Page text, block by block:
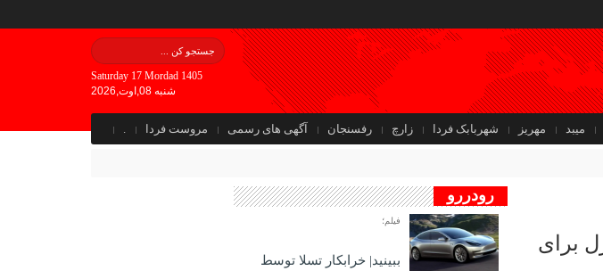
Saturday 17 Mordad 1405
شنبه 08,اوت,2026
میبد مهریز شهربابک فردا زارچ رفسنجان آگهی های رسمی مروست فردا .
برای
رودررو
فیلم؛
ببینید| خرابکار تسلا توسط